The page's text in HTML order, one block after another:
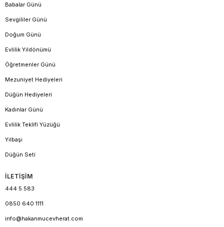
Babalar Günü
Sevgililer Günü
Doğum Günü
Evlilik Yıldönümü
Öğretmenler Günü
Mezuniyet Hediyeleri
Düğün Hediyeleri
Kadınlar Günü
Evlilik Teklifi Yüzüğü
Yılbaşı
Düğün Seti
İLETİŞİM
444 5 583
0850 640 1111
info@hakanmucevherat.com